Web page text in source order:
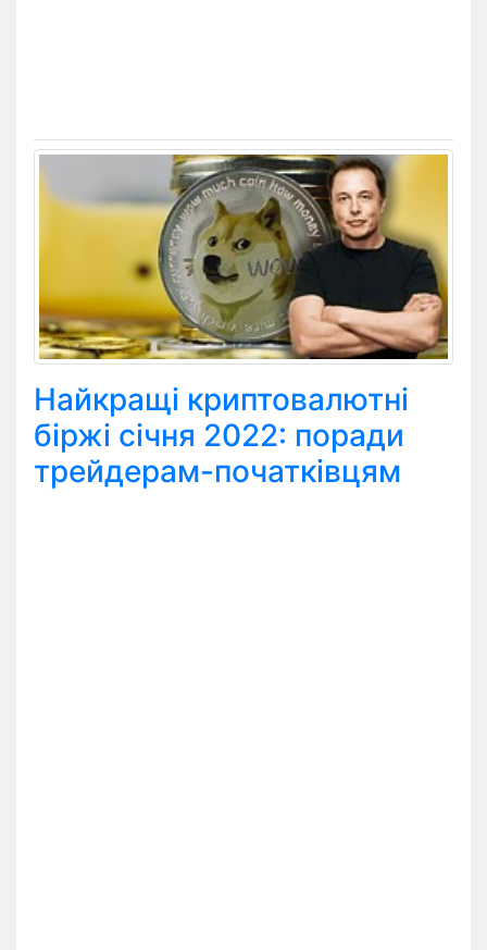
Найкращі криптовалютні
біржі січня 2022: поради
трейдерам-початківцям